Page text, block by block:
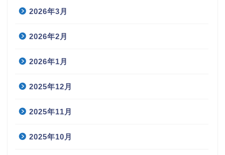
2026年3月
2026年2月
2026年1月
2025年12月
2025年11月
2025年10月